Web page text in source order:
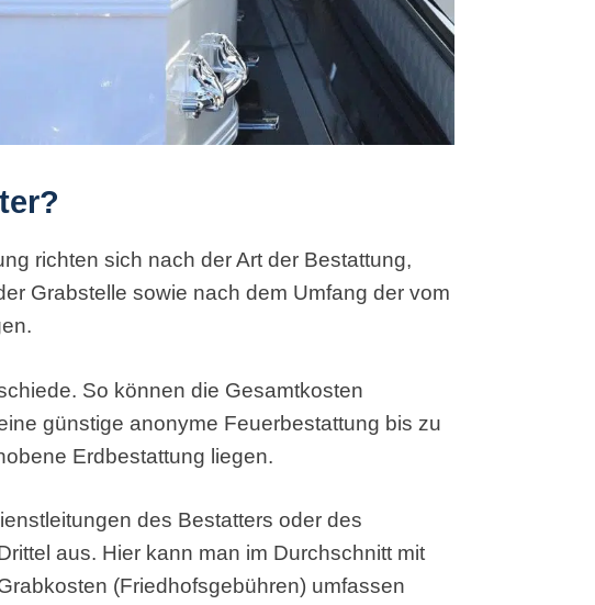
richten sich nach der Art der Bestattung,
Grabstelle sowie nach dem Umfang der vom
So können die Gesamtkosten
günstige anonyme Feuerbestattung bis zu
Erdbestattung liegen.
des Bestatters oder des
aus. Hier kann man im Durchschnitt mit
(Friedhofsgebühren) umfassen